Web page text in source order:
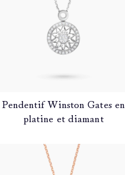
Pendentif Winston Gates en
platine et diamant